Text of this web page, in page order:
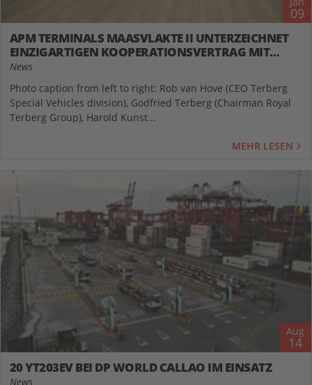
09
APM TERMINALS MAASVLAKTE II UNTERZEICHNET
EINZIGARTIGEN KOOPERATIONSVERTRAG MIT
EMBOTECH UND TERBERG FÜR DEN KAUF UND DIE
AUTOMATISIERTEN TERMINAL-TRUCKS
News
Photo caption from left to right: Rob van Hove (CEO Terberg
Special Vehicles division), Godfried Terberg (Chairman Royal
Terberg Group), Harold Kunst...
MEHR LESEN
Aug
14
20 YT203EV BEI DP WORLD CALLAO IM EINSATZ
News